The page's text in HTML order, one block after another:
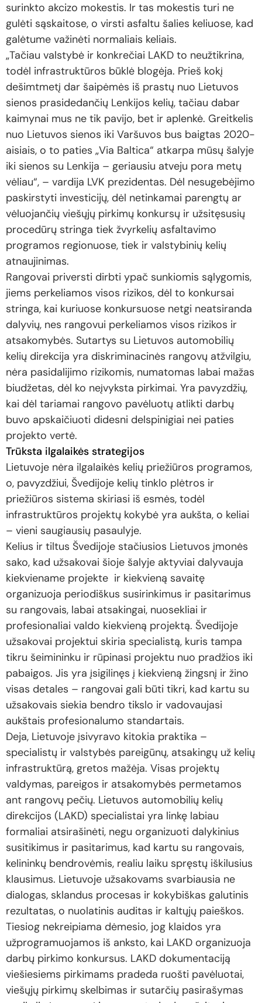
surinkto akcizo mokestis. Ir tas mokestis turi ne
gulėti sąskaitose, o virsti asfaltu šalies keliuose, kad
galėtume važinėti normaliais keliais.
„Tačiau valstybė ir konkrečiai LAKD to neužtikrina,
todėl infrastruktūros būklė blogėja. Prieš kokį
dešimtmetį dar šaipėmės iš prastų nuo Lietuvos
sienos prasidedančių Lenkijos kelių, tačiau dabar
kaimynai mus ne tik pavijo, bet ir aplenkė. Greitkelis
nuo Lietuvos sienos iki Varšuvos bus baigtas 2020-
aisiais, o to paties „Via Baltica“ atkarpa mūsų šalyje
iki sienos su Lenkija – geriausiu atveju pora metų
vėliau“, – vardija LVK prezidentas. Dėl nesugebėjimo
paskirstyti investicijų, dėl netinkamai parengtų ar
vėluojančių viešųjų pirkimų konkursų ir užsitęsusių
procedūrų stringa tiek žvyrkelių asfaltavimo
programos regionuose, tiek ir valstybinių kelių
atnaujinimas.
Rangovai priversti dirbti ypač sunkiomis sąlygomis,
jiems perkeliamos visos rizikos, dėl to konkursai
stringa, kai kuriuose konkursuose netgi neatsiranda
dalyvių, nes rangovui perkeliamos visos rizikos ir
atsakomybės. Sutartys su Lietuvos automobilių
kelių direkcija yra diskriminacinės rangovų atžvilgiu,
nėra pasidalijimo rizikomis, numatomas labai mažas
biudžetas, dėl ko neįvyksta pirkimai. Yra pavyzdžių,
kai dėl tariamai rangovo pavėluotų atlikti darbų
buvo apskaičiuoti didesni delspinigiai nei paties
projekto vertė.
Trūksta ilgalaikės strategijos
Lietuvoje nėra ilgalaikės kelių priežiūros programos,
o, pavyzdžiui, Švedijoje kelių tinklo plėtros ir
priežiūros sistema skiriasi iš esmės, todėl
infrastruktūros projektų kokybė yra aukšta, o keliai
– vieni saugiausių pasaulyje.
Kelius ir tiltus Švedijoje stačiusios Lietuvos įmonės
sako, kad užsakovai šioje šalyje aktyviai dalyvauja
kiekviename projekte ir kiekvieną savaitę
organizuoja periodiškus susirinkimus ir pasitarimus
su rangovais, labai atsakingai, nuosekliai ir
profesionaliai valdo kiekvieną projektą. Švedijoje
užsakovai projektui skiria specialistą, kuris tampa
tikru šeimininku ir rūpinasi projektu nuo pradžios iki
pabaigos. Jis yra įsigilinęs į kiekvieną žingsnį ir žino
visas detales – rangovai gali būti tikri, kad kartu su
užsakovais siekia bendro tikslo ir vadovaujasi
aukštais profesionalumo standartais.
Deja, Lietuvoje įsivyravo kitokia praktika –
specialistų ir valstybės pareigūnų, atsakingų už kelių
infrastruktūrą, gretos mažėja. Visas projektų
valdymas, pareigos ir atsakomybės permetamos
ant rangovų pečių. Lietuvos automobilių kelių
direkcijos (LAKD) specialistai yra linkę labiau
formaliai atsirašinėti, negu organizuoti dalykinius
susitikimus ir pasitarimus, kad kartu su rangovais,
kelininkų bendrovėmis, realiu laiku spręstų iškilusius
klausimus. Lietuvoje užsakovams svarbiausia ne
dialogas, sklandus procesas ir kokybiškas galutinis
rezultatas, o nuolatinis auditas ir kaltųjų paieškos.
Tiesiog nekreipiama dėmesio, jog klaidos yra
užprogramuojamos iš anksto, kai LAKD organizuoja
darbų pirkimo konkursus. LAKD dokumentaciją
viešiesiems pirkimams pradeda ruošti pavėluotai,
viešųjų pirkimų skelbimas ir sutarčių pasirašymas